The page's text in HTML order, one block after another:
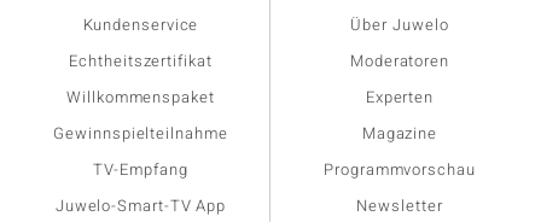
Kundenservice
Echtheitszertifikat
Willkommenspaket
Gewinnspielteilnahme
TV-Empfang
Juwelo-Smart-TV App
Über Juwelo
Moderatoren
Experten
Magazine
Programmvorschau
Newsletter